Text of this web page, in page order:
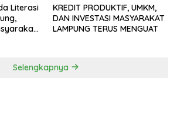
Literasi
KREDIT PRODUKTIF, UMKM,
DAN INVESTASI MASYARAKAT
LAMPUNG TERUS MENGUAT
Selengkapnya